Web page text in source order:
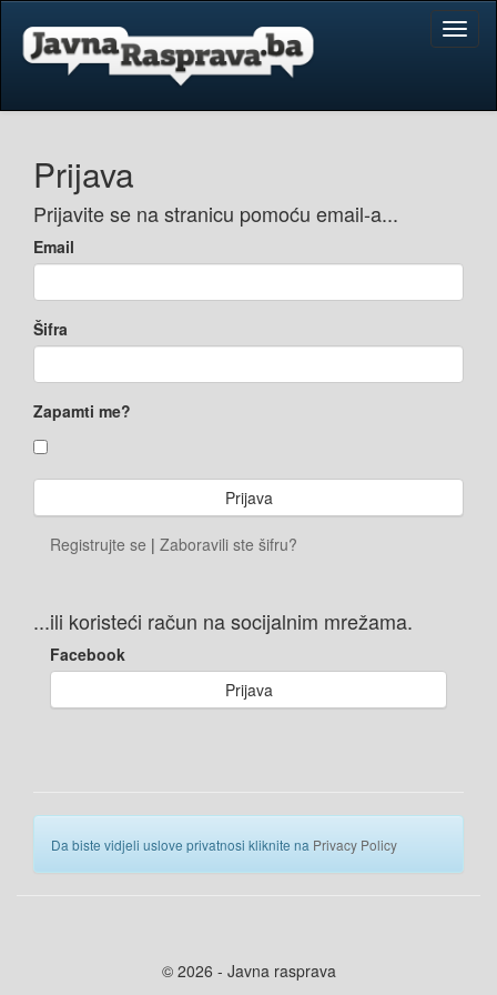
Prijava
Prijavite se na stranicu pomoću email-a...
Email
Šifra
Zapamti me?
Registrujte se | Zaboravili ste šifru?
...ili koristeći račun na socijalnim mrežama.
Facebook
Prijava
Da biste vidjeli uslove privatnosi kliknite na Privacy Policy
© 2026 - Javna rasprava